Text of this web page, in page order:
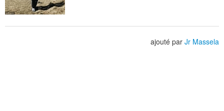
ajouté par Jr Massela